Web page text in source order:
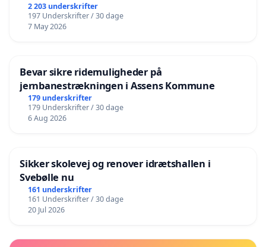
2 203 underskrifter
197 Underskrifter / 30 dage
7 May 2026
Bevar sikre ridemuligheder på
jernbanestrækningen i Assens Kommune
179 underskrifter
179 Underskrifter / 30 dage
6 Aug 2026
Sikker skolevej og renover idrætshallen i
Svebølle nu
161 underskrifter
161 Underskrifter / 30 dage
20 Jul 2026